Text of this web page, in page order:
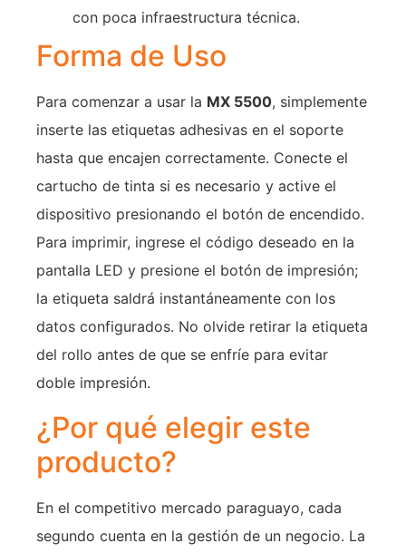
con poca infraestructura técnica.
Forma de Uso
Para comenzar a usar la MX 5500, simplemente
inserte las etiquetas adhesivas en el soporte
hasta que encajen correctamente. Conecte el
cartucho de tinta si es necesario y active el
dispositivo presionando el botón de encendido.
Para imprimir, ingrese el código deseado en la
pantalla LED y presione el botón de impresión;
la etiqueta saldrá instantáneamente con los
datos configurados. No olvide retirar la etiqueta
del rollo antes de que se enfríe para evitar
doble impresión.
¿Por qué elegir este
producto?
En el competitivo mercado paraguayo, cada
segundo cuenta en la gestión de un negocio. La